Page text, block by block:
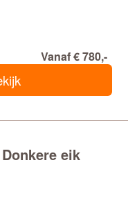
Vanaf € 780,-
eik